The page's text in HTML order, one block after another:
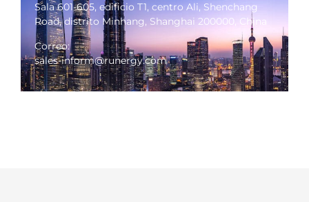
Sala 601-605, edificio T1, centro Ali, Shenchang
Road, distrito Minhang, Shanghai 200000, China
Correo:
sales-inform@runergy.com